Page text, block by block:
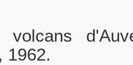
1962.